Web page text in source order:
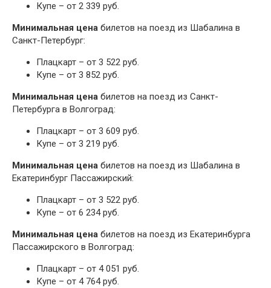
Купе – от 2 339 руб.
Минимальная цена билетов на поезд из Шабалина в
Санкт-Петербург:
Плацкарт – от 3 522 руб.
Купе – от 3 852 руб.
Минимальная цена билетов на поезд из Санкт-
Петербурга в Волгоград:
Плацкарт – от 3 609 руб.
Купе – от 3 219 руб.
Минимальная цена билетов на поезд из Шабалина в
Екатеринбург Пассажирский:
Плацкарт – от 3 522 руб.
Купе – от 6 234 руб.
Минимальная цена билетов на поезд из Екатеринбурга
Пассажирского в Волгоград:
Плацкарт – от 4 051 руб.
Купе – от 4 764 руб.